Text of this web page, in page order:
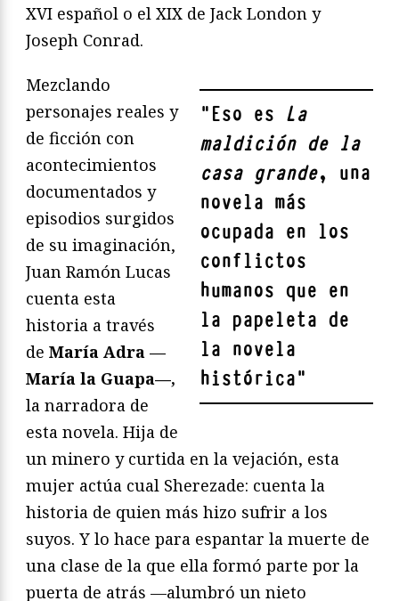
XVI español o el XIX de Jack London y
Joseph Conrad.
"Eso es La
maldición de la
casa grande, una
novela más
ocupada en los
conflictos
humanos que en
la papeleta de
la novela
histórica"
Mezclando
personajes reales y
de ficción con
acontecimientos
documentados y
episodios surgidos
de su imaginación,
Juan Ramón Lucas
cuenta esta
historia a través
de María Adra —
María la Guapa—,
la narradora de
esta novela. Hija de
un minero y curtida en la vejación, esta
mujer actúa cual Sherezade: cuenta la
historia de quien más hizo sufrir a los
suyos. Y lo hace para espantar la muerte de
una clase de la que ella formó parte por la
puerta de atrás —alumbró un nieto